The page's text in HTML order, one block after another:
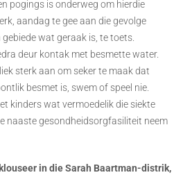
pogings is onderweg om hierdie
aandag te gee aan die gevolge
wat geraak is, te toets.
deur kontak met besmette water.
sterk aan om seker te maak dat
besmet is, swem of speel nie.
kinders wat vermoedelik die siekte
naaste gesondheidsorgfasiliteit neem
in die Sarah Baartman-distrik,